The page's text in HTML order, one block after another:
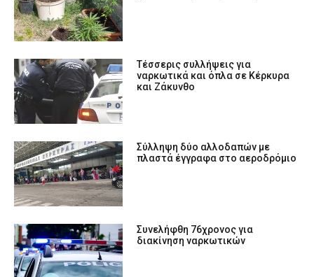
Tέσσερις συλλήψεις για
ναρκωτικά και όπλα σε Κέρκυρα
και Ζάκυνθο
Σύλληψη δύο αλλοδαπών με
πλαστά έγγραφα στο αεροδρόμιο
Συνελήφθη 76χρονος για
διακίνηση ναρκωτικών